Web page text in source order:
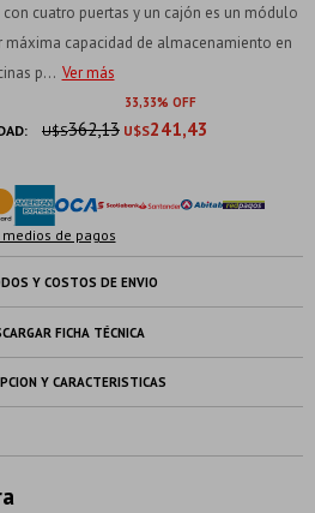
cuatro puertas y un cajón es un módulo
capacidad de almacenamiento en
p... Ver más
33 33
U$S241,43
U$S362,13
medios de pagos
Y COSTOS DE ENVIO
FICHA TÉCNICA
Y CARACTERISTICAS